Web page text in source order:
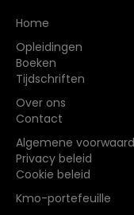
Home
Opleidingen
Boeken
Tijdschriften
Over ons
Contact
Algemene
Privacy beleid
Cookie beleid
Kmo-portefeuille